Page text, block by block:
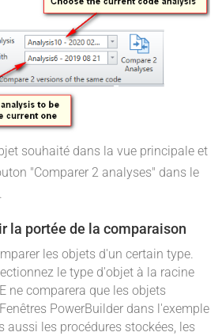
souhaité dans la vue principale et
"Comparer 2 analyses" dans le
la portée de la comparaison
les objets d'un certain type.
le type d'objet à la racine
ne comparera que les objets
PowerBuilder dans l'exemple
aussi les procédures stockées, les